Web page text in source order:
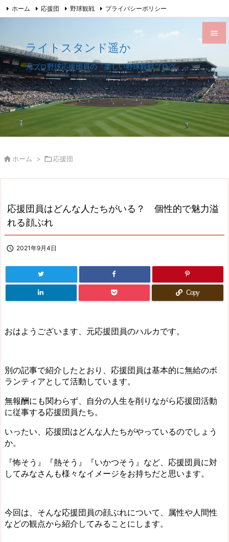
ライトスタンド遥か
元プロ野球応援団員の『楽しい野球観戦ブログ』

メニュ

サイド

前へ

ホーム 応援団 野球観戦 プライバシーポリシー
ホーム > 応援団
応援団員はどんな人たちがいる？ 個性的で魅力溢
れる顔ぶれ
 2021年9月4日
Copy
おはようございます、元応援団員のハルカです。
別の記事で紹介したとおり、応援団員は基本的に無給のボ
ランティアとして活動しています。
無報酬にも関わらず、自分の人生を削りながら応援団活動
に従事する応援団員たち。
いったい、応援団はどんな人たちがやっているのでしょう
か。
『怖そう』『熱そう』『いかつそう』など、応援団員に対
してみなさんも様々なイメージをお持ちだと思います。
今回は、そんな応援団員の顔ぶれについて、属性や人間性
などの観点から紹介してみることにします。